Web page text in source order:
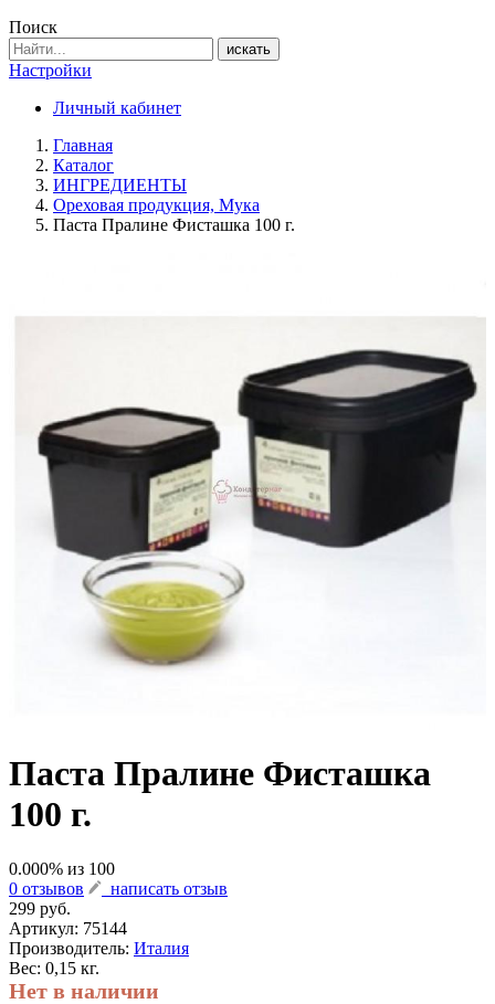
Поиск
искать
Настройки
Личный кабинет
Главная
Каталог
ИНГРЕДИЕНТЫ
Ореховая продукция, Мука
Паста Пралине Фисташка 100 г.
Паста Пралине Фисташка
100 г.
0.000% из 100
0 отзывов
написать отзыв
299 руб.
Артикул: 75144
Производитель: Италия
Вес: 0,15 кг.
Нет в наличии